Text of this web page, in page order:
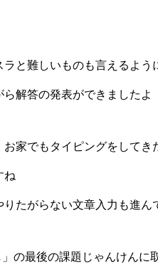
と難しいものも言えるよう
解答の発表ができましたよ
家でもタイピングをしてき
ね
たがらない文章入力も進ん
の最後の課題じゃんけんに